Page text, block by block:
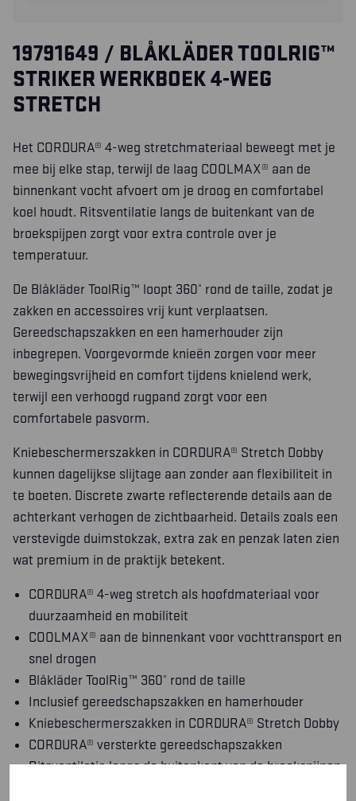
19791649 / BLÅKLÄDER TOOLRIG™
STRIKER WERKBOEK 4-WEG
STRETCH
Het CORDURA® 4-weg stretchmateriaal beweegt met je
mee bij elke stap, terwijl de laag COOLMAX® aan de
binnenkant vocht afvoert om je droog en comfortabel
koel houdt. Ritsventilatie langs de buitenkant van de
broekspijpen zorgt voor extra controle over je
temperatuur.
De Blåkläder ToolRig™ loopt 360° rond de taille, zodat je
zakken en accessoires vrij kunt verplaatsen.
Gereedschapszakken en een hamerhouder zijn
inbegrepen. Voorgevormde knieën zorgen voor meer
bewegingsvrijheid en comfort tijdens knielend werk,
terwijl een verhoogd rugpand zorgt voor een
comfortabele pasvorm.
Kniebeschermerszakken in CORDURA® Stretch Dobby
kunnen dagelijkse slijtage aan zonder aan flexibiliteit in
te boeten. Discrete zwarte reflecterende details aan de
achterkant verhogen de zichtbaarheid. Details zoals een
verstevigde duimstokzak, extra zak en penzak laten zien
wat premium in de praktijk betekent.
CORDURA® 4-weg stretch als hoofdmateriaal voor
duurzaamheid en mobiliteit
COOLMAX® aan de binnenkant voor vochttransport en
snel drogen
Blåkläder ToolRig™ 360° rond de taille
Inclusief gereedschapszakken en hamerhouder
Kniebeschermerszakken in CORDURA® Stretch Dobby
CORDURA® versterkte gereedschapszakken
Ritsventilatie langs de buitenkant van de broekspijpen